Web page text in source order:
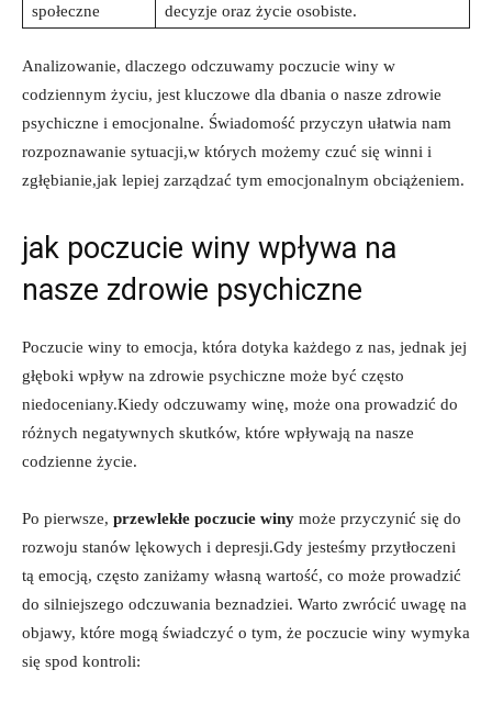
społeczne
decyzje‌ oraz życie osobiste.
Analizowanie, ‍dlaczego odczuwamy poczucie ⁤winy w
codziennym​ życiu, jest kluczowe ‌dla dbania o nasze​ zdrowie⁣
psychiczne i emocjonalne. Świadomość ⁣przyczyn ułatwia nam⁤
rozpoznawanie sytuacji,w których⁢ możemy czuć​ się winni i
zgłębianie,jak lepiej ⁤zarządzać ‌tym emocjonalnym⁤ obciążeniem.
jak⁢ poczucie winy wpływa na
⁤nasze zdrowie ⁣psychiczne
Poczucie winy to emocja, która dotyka każdego ⁢z nas, ⁤jednak jej
głęboki wpływ na zdrowie psychiczne może być często
⁣niedoceniany.Kiedy odczuwamy winę, może ona prowadzić do
różnych negatywnych skutków, które wpływają na nasze
codzienne ‍życie.
Po pierwsze, przewlekłe poczucie winy może⁤ przyczynić się do
rozwoju stanów lękowych i depresji.Gdy jesteśmy przytłoczeni
tą emocją, ‍często zaniżamy ‌własną wartość, co może prowadzić
do ‌silniejszego odczuwania beznadziei. Warto ⁤zwrócić uwagę ​na
objawy, które mogą świadczyć o tym, że poczucie winy wymyka
się spod kontroli: